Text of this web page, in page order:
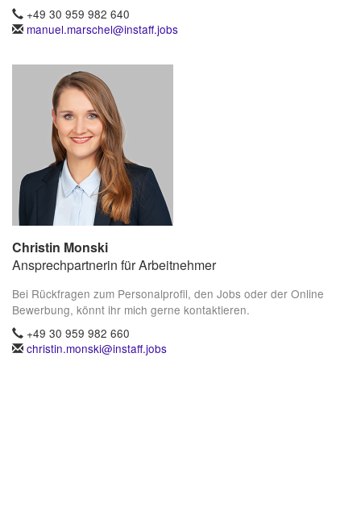
+49 30 959 982 640
manuel.marschel@instaff.jobs
Christin Monski
Ansprechpartnerin für Arbeitnehmer
Bei Rückfragen zum Personalprofil, den Jobs oder der Online
Bewerbung, könnt ihr mich gerne kontaktieren.
+49 30 959 982 660
christin.monski@instaff.jobs